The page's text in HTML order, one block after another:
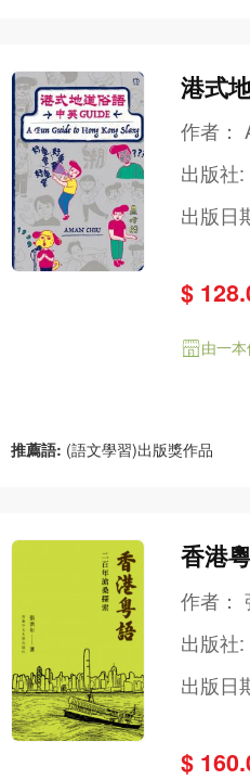
港式
uide
作者：
出版社:
出版日
$
由一
推薦語: (語文學習)出版獎作品
香港
作者：
出版社:
出版日
$